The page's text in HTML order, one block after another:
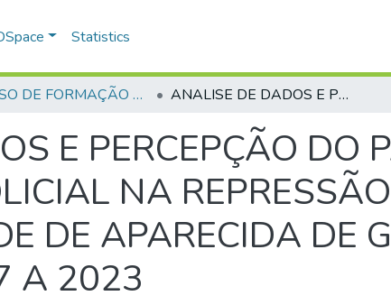
Statistics
CURSO DE FORMAÇÃO DE PRAÇAS - CFP - 2024 ANALISE DE DADOS E PERCEPÇÃO DO PAPEL DA INTELIGÊNCIA POLICIAL NA REPRESSÃO AOS CRIMES DE ROUBO NA CIDADE DE APARECIDA DE GOIÂNIA NO PERÍODO DE 2017 A 2023
E PERCEPÇÃO DO
NA
DE APARECIDA DE
A 2023